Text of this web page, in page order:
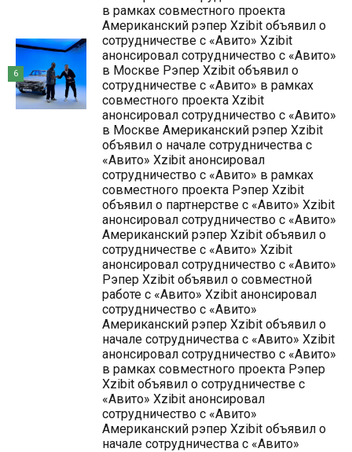
в рамках совместного проекта
Американский рэпер Xzibit объявил о
сотрудничестве с «Авито» Xzibit
анонсировал сотрудничество с «Авито»
в Москве Рэпер Xzibit объявил о
сотрудничестве с «Авито» в рамках
совместного проекта Xzibit
анонсировал сотрудничество с «Авито»
в Москве Американский рэпер Xzibit
объявил о начале сотрудничества с
«Авито» Xzibit анонсировал
сотрудничество с «Авито» в рамках
совместного проекта Рэпер Xzibit
объявил о партнерстве с «Авито» Xzibit
анонсировал сотрудничество с «Авито»
Американский рэпер Xzibit объявил о
сотрудничестве с «Авито» Xzibit
анонсировал сотрудничество с «Авито»
Рэпер Xzibit объявил о совместной
работе с «Авито» Xzibit анонсировал
сотрудничество с «Авито»
Американский рэпер Xzibit объявил о
начале сотрудничества с «Авито» Xzibit
анонсировал сотрудничество с «Авито»
в рамках совместного проекта Рэпер
Xzibit объявил о сотрудничестве с
«Авито» Xzibit анонсировал
сотрудничество с «Авито»
Американский рэпер Xzibit объявил о
начале сотрудничества с «Авито»
6